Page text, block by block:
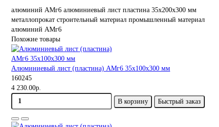
алюминий АМг6 алюминиевый лист пластина 35х200х300 мм
металлопрокат строительный материал промышленный материал
алюминий АМг6
Похожие товары
Алюминиевый лист (пластина) АМг6 35х100х300 мм
160245
4 230.00р.
В корзину
Быстрый заказ